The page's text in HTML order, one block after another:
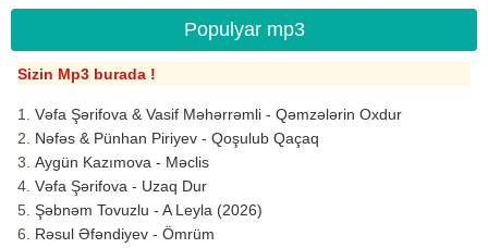
Populyar mp3
Sizin Mp3 burada !
Vəfa Şərifova & Vasif Məhərrəmli - Qəmzələrin Oxdur
Nəfəs & Pünhan Piriyev - Qoşulub Qaçaq
Aygün Kazımova - Məclis
Vəfa Şərifova - Uzaq Dur
Şəbnəm Tovuzlu - A Leyla (2026)
Rəsul Əfəndiyev - Ömrüm